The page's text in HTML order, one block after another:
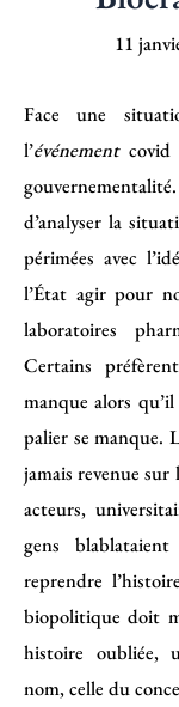
11
Face une
l’événement
d’analyser la
périmées avec
l’État agir pour
laboratoires
Certains
manque alors
palier se manque.
jamais revenue sur
acteurs,
gens
reprendre
biopolitique doit
histoire oubliée,
nom, celle du